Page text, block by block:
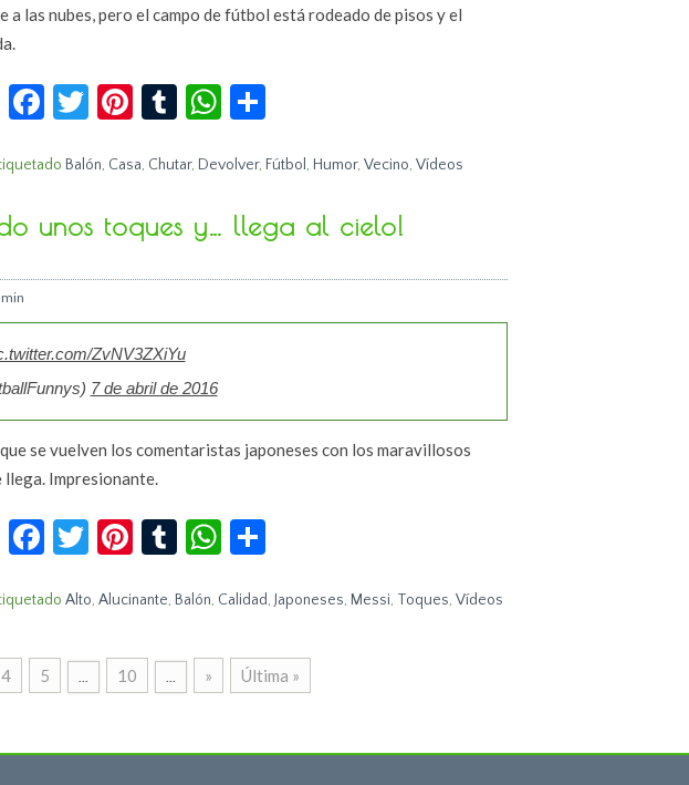
a las nubes, pero el campo de fútbol está rodeado de pisos y el
Facebook
Twitter
Pinterest
TumblrWhatsApp
Balón, Casa, Chutar, Devolver, Fútbol , Humor, Vecino, Vídeos
unos toques y… llega al cielo!
ZvNV3ZXiYu
7 de abril de 2016
se vuelven los comentaristas japoneses con los maravillosos
Impresionante.
Facebook
Twitter
Pinterest
TumblrWhatsApp
Alto, Alucinante, Balón, Calidad, Japoneses, Messi, Toques, Vídeos
4 5 ... 10 ... » Última »